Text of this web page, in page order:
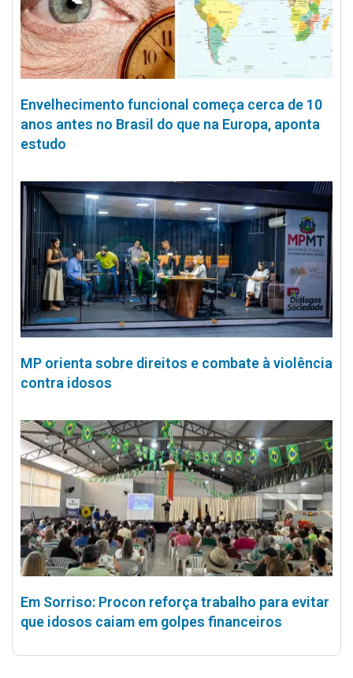
Envelhecimento funcional começa cerca de 10
anos antes no Brasil do que na Europa, aponta
estudo
MP orienta sobre direitos e combate à violência
contra idosos
Em Sorriso: Procon reforça trabalho para evitar
que idosos caiam em golpes financeiros